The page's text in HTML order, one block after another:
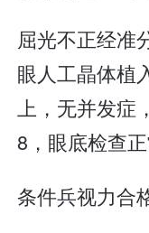
屈光不正经准
眼人工晶体植
上，无并发症
8，眼底检查
条件兵视力合